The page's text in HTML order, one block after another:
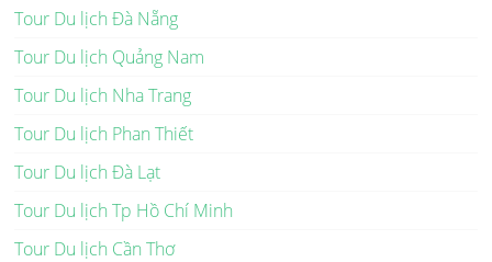
Tour Du lịch Đà Nẵng
Tour Du lịch Quảng Nam
Tour Du lịch Nha Trang
Tour Du lịch Phan Thiết
Tour Du lịch Đà Lạt
Tour Du lịch Tp Hồ Chí Minh
Tour Du lịch Cần Thơ